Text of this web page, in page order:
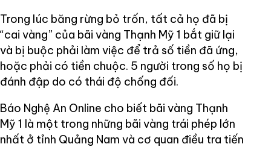
Trong lúc băng rừng bỏ trốn, tất cả họ đã bị
“cai vàng” của bãi vàng Thạnh Mỹ 1 bắt giữ lại
và bị buộc phải làm việc để trả số tiền đã ứng,
hoặc phải có tiền chuộc. 5 người trong số họ bị
đánh đập do có thái độ chống đối.
Báo Nghệ An Online cho biết bãi vàng Thạnh
Mỹ 1 là một trong những bãi vàng trái phép lớn
nhất ở tỉnh Quảng Nam và cơ quan điều tra tiến